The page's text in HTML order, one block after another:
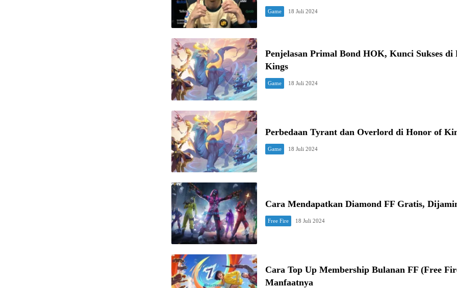
Game 18 Juli 2024
Penjelasan Primal Bond HOK, Kunci Sukses di
Kings
Game 18 Juli 2024
Perbedaan Tyrant dan Overlord di Honor of
Game 18 Juli 2024
Cara Mendapatkan Diamond FF Gratis,
Free Fire 18 Juli 2024
Cara Top Up Membership Bulanan FF (Free
Manfaatnya